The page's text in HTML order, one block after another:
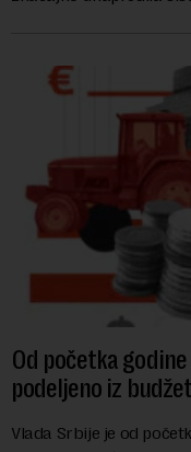
Od početka
podeljeno iz
Vlada Srbije je od